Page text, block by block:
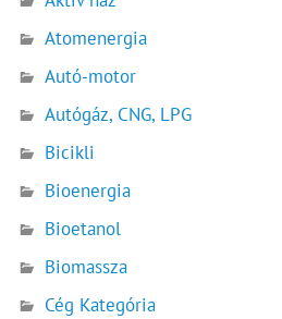
Atomenergia
Autó-motor
Autógáz, CNG, LPG
Bicikli
Bioenergia
Bioetanol
Biomassza
Cég Kategória